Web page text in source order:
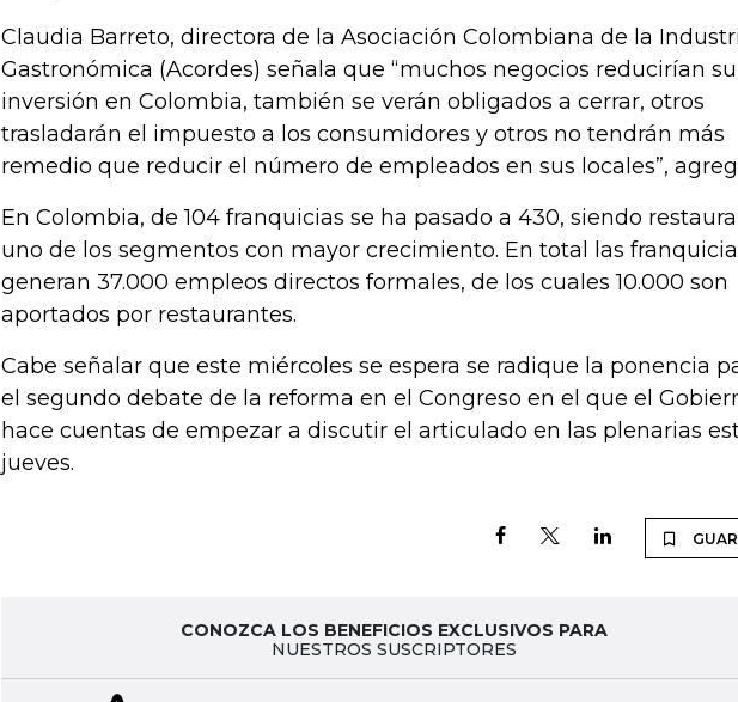
Claudia Barreto, directora de la Asociación Colombiana de la
Gastronómica (Acordes) señala que “muchos negocios reducirían su
inversión en Colombia, también se verán obligados a cerrar, otros
trasladarán el impuesto a los consumidores y otros no tendrán más
remedio que reducir el número de empleados en sus locales”,
En Colombia, de 104 franquicias se ha pasado a 430, siendo
uno de los segmentos con mayor crecimiento. En total las
generan 37.000 empleos directos formales, de los cuales 10.000 son
aportados por restaurantes.
Cabe señalar que este miércoles se espera se radique la ponencia
el segundo debate de la reforma en el Congreso en el que el
hace cuentas de empezar a discutir el articulado en las plenarias
jueves.
CONOZCA LOS BENEFICIOS EXCLUSIVOS PARA
NUESTROS SUSCRIPTORES